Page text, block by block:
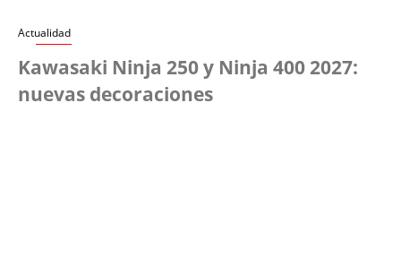
Actualidad
Kawasaki Ninja 250 y Ninja 400 2027:
nuevas decoraciones